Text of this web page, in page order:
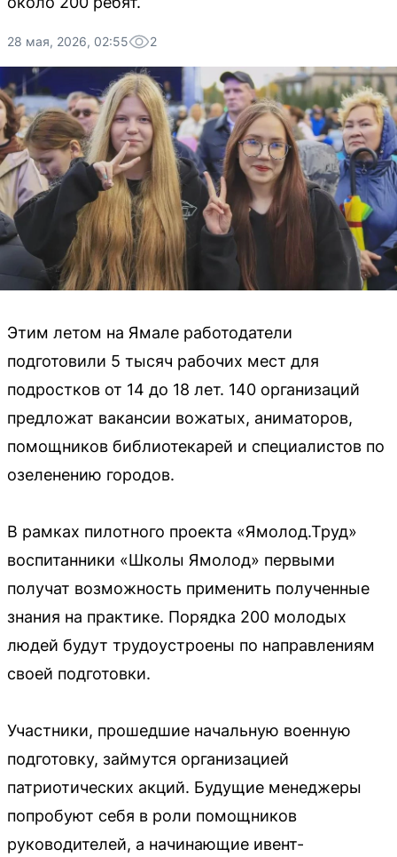
28 мая, 2026, 02:55 2
Этим летом на Ямале работодатели
подготовили 5 тысяч рабочих мест для
подростков от 14 до 18 лет. 140 организаций
предложат вакансии вожатых, аниматоров,
помощников библиотекарей и специалистов по
озеленению городов.
В рамках пилотного проекта «Ямолод.Труд»
воспитанники «Школы Ямолод» первыми
получат возможность применить полученные
знания на практике. Порядка 200 молодых
людей будут трудоустроены по направлениям
своей подготовки.
Участники, прошедшие начальную военную
подготовку, займутся организацией
патриотических акций. Будущие менеджеры
попробуют себя в роли помощников
руководителей, а начинающие ивент-